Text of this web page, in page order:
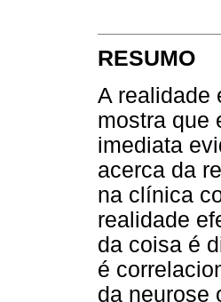
RESUMO
A realidade
mostra que
imediata
acerca da
na clínica
realidade
da coisa é
é
da neurose